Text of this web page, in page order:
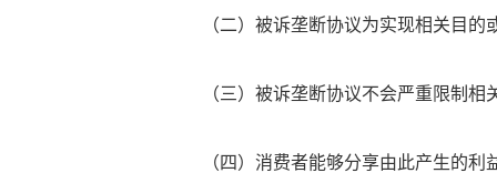
（二）被诉垄断协议为实现相关目的
（三）被诉垄断协议不会严重限制相
（四）消费者能够分享由此产生的利